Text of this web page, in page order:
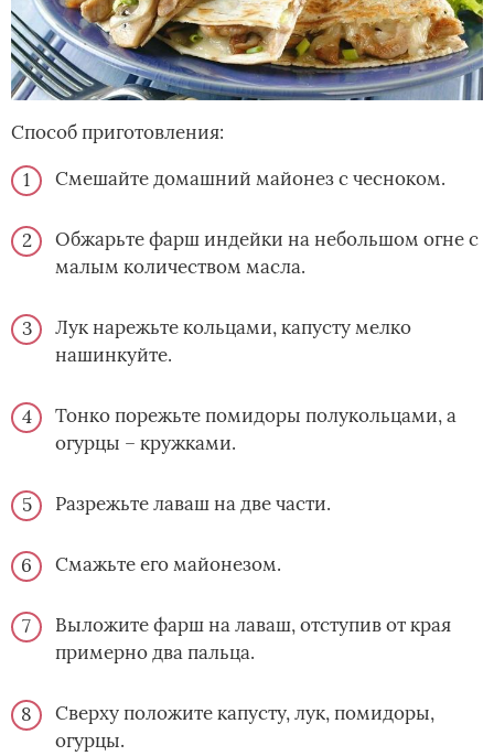
Способ приготовления:
Смешайте домашний майонез с чесноком.
Обжарьте фарш индейки на небольшом огне с
малым количеством масла.
Лук нарежьте кольцами, капусту мелко
нашинкуйте.
Тонко порежьте помидоры полукольцами, а
огурцы – кружками.
Разрежьте лаваш на две части.
Смажьте его майонезом.
Выложите фарш на лаваш, отступив от края
примерно два пальца.
Сверху положите капусту, лук, помидоры,
огурцы.